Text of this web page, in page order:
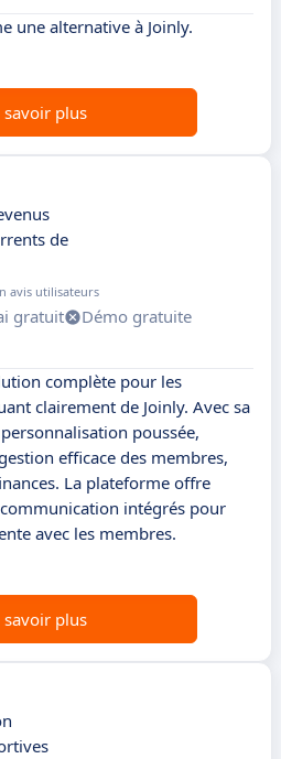
une alternative à Joinly.
savoir plus
de
avis utilisateurs
gratuit
Démo gratuite
complète pour les
clairement de Joinly. Avec sa
poussée,
efficace des membres,
La plateforme offre
intégrés pour
avec les membres.
savoir plus